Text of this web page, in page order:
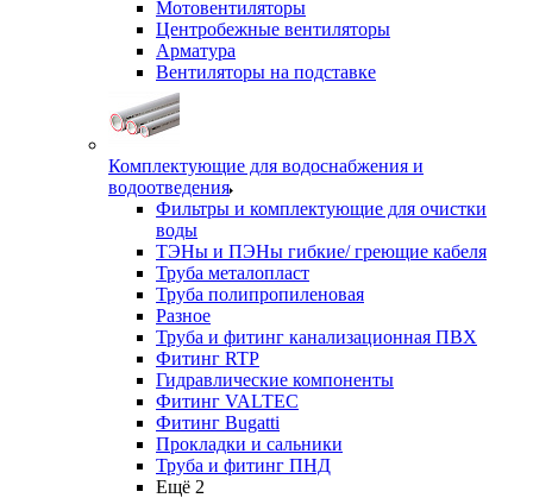
Мотовентиляторы
Центробежные вентиляторы
Арматура
Вентиляторы на подставке
Комплектующие для водоснабжения и
водоотведения
Фильтры и комплектующие для очистки
воды
ТЭНы и ПЭНы гибкие/ греющие кабеля
Труба металопласт
Труба полипропиленовая
Разное
Труба и фитинг канализационная ПВХ
Фитинг RTP
Гидравлические компоненты
Фитинг VALTEC
Фитинг Bugatti
Прокладки и сальники
Труба и фитинг ПНД
Ещё 2